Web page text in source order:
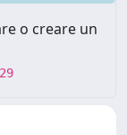
o creare un